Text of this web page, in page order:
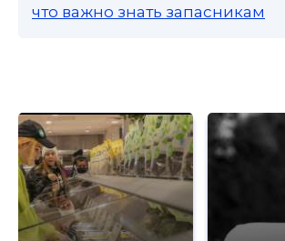
что важно знать запасникам